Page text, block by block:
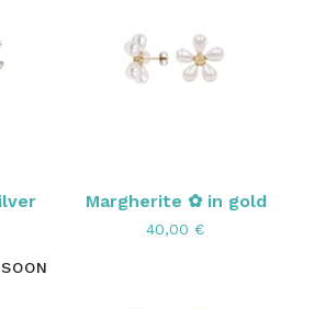
Margherite ✿ in gold
40,00 €